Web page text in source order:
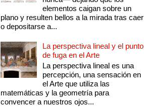
elementos caigan sobre un
plano y resulten bellos a la mirada tras caer
o depositarse a...
La perspectiva lineal y el punto
de fuga en el Arte
La perspectiva lineal es una
percepción, una sensación en
el Arte que utiliza las
matemáticas y la geometría para
convencer a nuestros ojos...